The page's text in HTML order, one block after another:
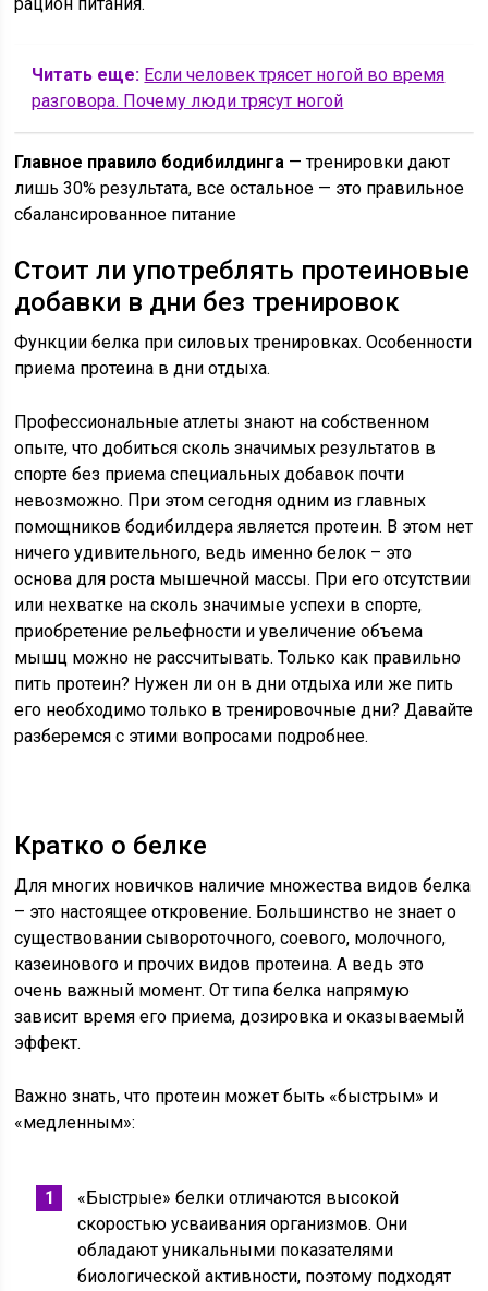
Читать еще: Если человек трясет ногой во время
разговора. Почему люди трясут ногой
Главное правило бодибилдинга — тренировки дают
лишь 30% результата, все остальное — это правильное
сбалансированное питание
Стоит ли употреблять протеиновые
добавки в дни без тренировок
Функции белка при силовых тренировках. Особенности
приема протеина в дни отдыха.
Профессиональные атлеты знают на собственном
опыте, что добиться сколь значимых результатов в
спорте без приема специальных добавок почти
невозможно. При этом сегодня одним из главных
помощников бодибилдера является протеин. В этом нет
ничего удивительного, ведь именно белок – это
основа для роста мышечной массы. При его отсутствии
или нехватке на сколь значимые успехи в спорте,
приобретение рельефности и увеличение объема
мышц можно не рассчитывать. Только как правильно
пить протеин? Нужен ли он в дни отдыха или же пить
его необходимо только в тренировочные дни? Давайте
разберемся с этими вопросами подробнее.
Кратко о белке
Для многих новичков наличие множества видов белка
– это настоящее откровение. Большинство не знает о
существовании сывороточного, соевого, молочного,
казеинового и прочих видов протеина. А ведь это
очень важный момент. От типа белка напрямую
зависит время его приема, дозировка и оказываемый
эффект.
Важно знать, что протеин может быть «быстрым» и
«медленным»:
«Быстрые» белки отличаются высокой
скоростью усваивания организмов. Они
обладают уникальными показателями
биологической активности, поэтому подходят